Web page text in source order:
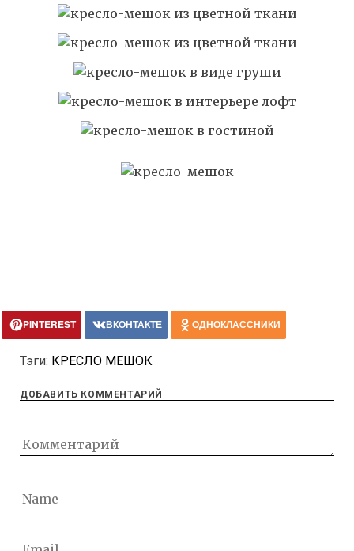
PINTEREST ВКОНТАКТЕ ОДНОКЛАССНИКИ
Тэги: КРЕСЛО МЕШОК
ДОБАВИТЬ КОММЕНТАРИЙ